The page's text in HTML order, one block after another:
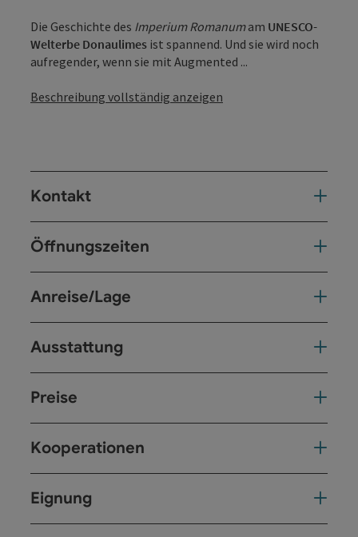
Die Geschichte des Imperium Romanumam UNESCO-
Welterbe Donaulimes ist spannend. Und sie wird noch
aufregender, wenn sie mit Augmented ...
Beschreibung vollständig anzeigen
Kontakt
Öffnungszeiten
Anreise/Lage
Ausstattung
Preise
Kooperationen
Eignung